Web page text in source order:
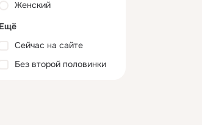
Женский
Ещё
Сейчас на сайте
Без второй половинки